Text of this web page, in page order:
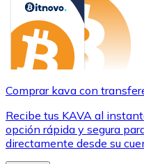
Comprar kava con
Recibe tus KAVA al
opción rápida y segura
directamente desde su